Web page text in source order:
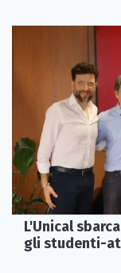
L'Unical
gli studenti-